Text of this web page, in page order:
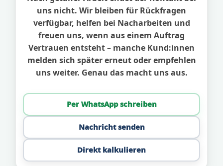
uns nicht. Wir bleiben für Rückfragen
verfügbar, helfen bei Nacharbeiten und
freuen uns, wenn aus einem Auftrag
Vertrauen entsteht – manche Kund:innen
melden sich später erneut oder empfehlen
uns weiter. Genau das macht uns aus.
Per WhatsApp schreiben
Nachricht senden
Direkt kalkulieren